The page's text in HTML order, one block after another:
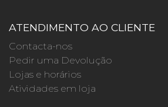
ATENDIMENTO AO CLIENTE
Contacta-nos
Pedir uma Devolução
Lojas e horários
Atividades em loja